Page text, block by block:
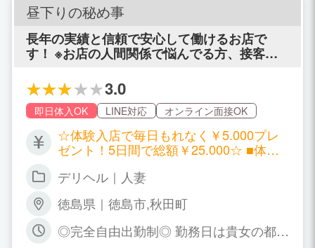
昼下りの秘め事
長年の実績と信頼で安心して働けるお店で
す！ ※お店の人間関係で悩んでる方、接客で
色々悩みがある方 一度、お問合せ下さい!! 月
に一回、週に一回出勤など貴女の都合の良い
ペースで働けます 「働きたいけどちょっと不
安」と思う方でも大丈夫！ 抜群の高待遇、働
きやすい環境で貴女をバックアップ致しま
す！ お昼だけ・夜だけなど 貴方の空いている
少しのお時間だけでＯＫ 熟女さん.バツイチさ
ん.ｼﾝｸﾞﾙﾏｻﾞｰさん大歓迎！ ☆体験入店で毎日
もれなく￥5.000プレゼント！5日間で総額￥2
5.000☆
3.0
即日体入OK LINE対応 オンライン面接OK
☆体験入店で毎日もれなく￥5.000プレ
ゼント！5日間で総額￥25.000☆ ■体験
保証（5日間で総額￥125.000） 待機時
間8時間で￥30.000保証（5日間で総額
￥175.000） ■時給 60 分コース \ 8,000
～ 90 分コース \11,000～ 120分コース
\15,000～ 180分コース \21,000～ ※キャ
デリヘル｜人妻
徳島県｜徳島市,秋田町
◎完全自由出勤制◎ 勤務日は貴女の都合